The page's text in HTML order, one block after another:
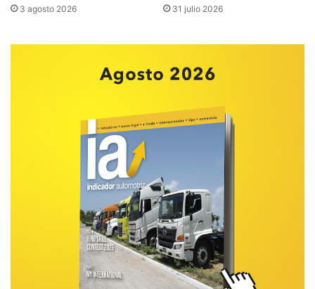
3 agosto 2026 31 julio 2026